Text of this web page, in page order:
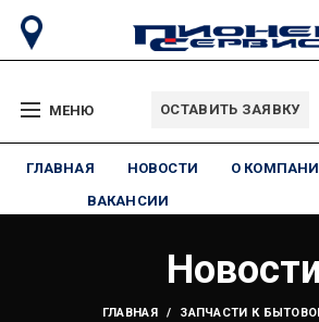
МЕНЮ ОСТАВИТЬ ЗАЯВКУ
ГЛАВНАЯ НОВОСТИ О
ВАКАНСИИ
Новости
ГЛАВНАЯ ЗАПЧАСТИ К